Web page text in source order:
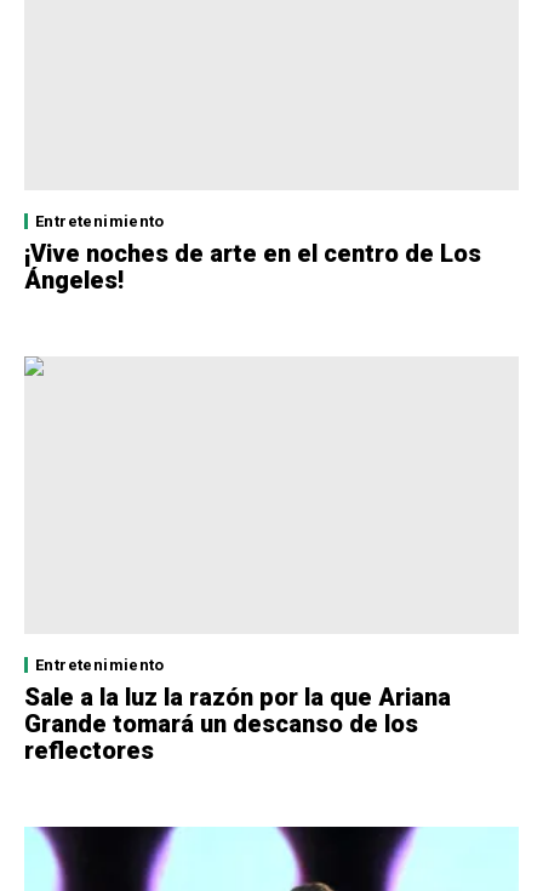
Entretenimiento
¡Vive noches de arte en el centro de Los
Ángeles!
Entretenimiento
Sale a la luz la razón por la que Ariana
Grande tomará un descanso de los
reflectores